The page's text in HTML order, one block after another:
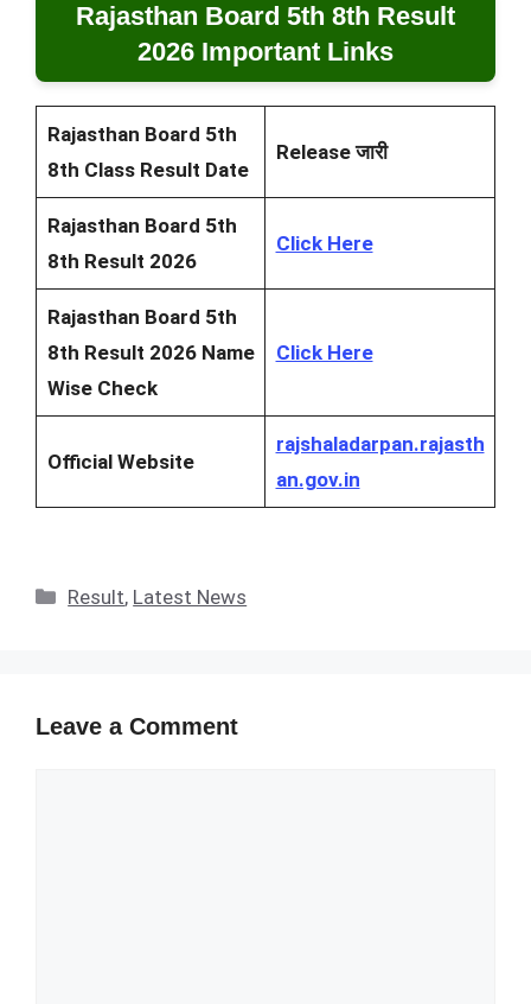
Rajasthan Board 5th 8th Result
2026 Important Links
Rajasthan Board 5th
8th Class Result Date
Release जारी
Rajasthan Board 5th
8th Result 2026
Click Here
Rajasthan Board 5th
8th Result 2026Name
Wise Check
Click Here
Official Website
rajshaladarpan.rajasth
an.gov.in
Categories
Result, Latest News
Leave a Comment